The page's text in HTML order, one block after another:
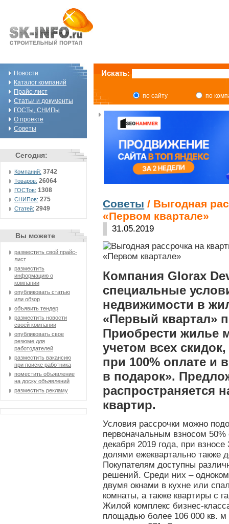
Новости
Каталог компаний
Прайс-лист
Статьи и документы
ГОСТы, СНИПы
О проекте
Советы
Сегодня:
Компаний: 3742
Товаров: 26064
ГОСТов: 1308
СНИПов: 275
Статей: 2949
Вы можете
разместить свой прайс-
лист
разместить
информацию о
компании
опубликовать статью
или обзор
объявить тендер
разместить новости
своей компании
опубликовать свое
резюме для
работодателей
разместить вакансию
при поиске работника
поместить объявление
на доску объявлений
разместить рекламу
Искать:
по сайту по
Советы / Выгодная
«Первом квартале»
31.05.2019
Компания Glorax
специальные
недвижимости в
«Первый квартал»
Приобрести жилье
учетом всех
при 100% оплате и
в подарок».
распространяется
квартир.
Условия рассрочки можно
первоначальным взносом 50%
декабря 2019 года, при взносе
долями ежеквартально также
Покупателям доступны
решений. Среди них –
двумя окнами в кухне или
комнаты, а также квартиры с
Жилой комплекс бизнес-
площадью более 106 000 кв. м